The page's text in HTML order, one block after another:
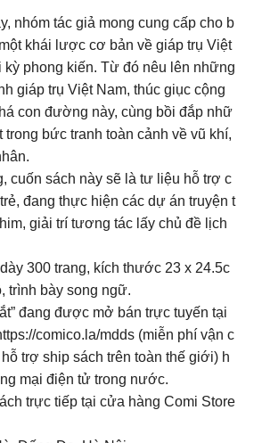
nhóm tác giả mong cung cấp cho b
khái lược cơ bản về giáp trụ Việt
kỳ phong kiến. Từ đó nêu lên những
giáp trụ Việt Nam, thúc giục cộng
con đường này, cùng bồi đắp nhữ
trong bức tranh toàn cảnh về vũ khí,
cuốn sách này sẽ là tư liệu hỗ trợ c
đang thực hiện các dự án truyện t
giải trí tương tác lấy chủ đề lịch
300 trang, kích thước 23 x 24.5c
trình bày song ngữ.
đang được mở bán trực tuyến tại
comico.la/mdds (miễn phí vận c
trợ ship sách trên toàn thế giới) h
mại điện tử trong nước.
trực tiếp tại cửa hàng Comi Store